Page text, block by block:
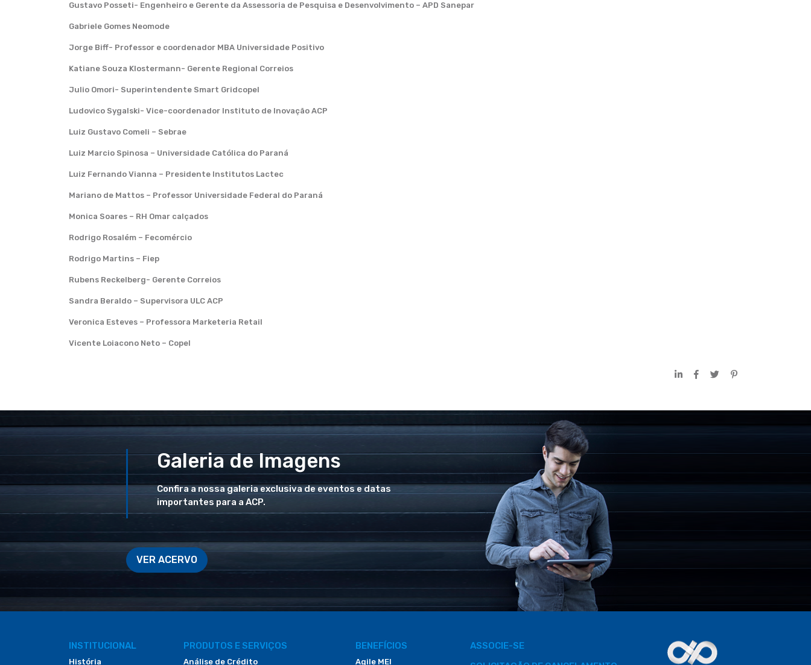
Gustavo Posseti- Engenheiro e Gerente da Assessoria de Pesquisa e Desenvolvimento – APD Sanepar
Gabriele Gomes Neomode
Jorge Biff- Professor e coordenador MBA Universidade Positivo
Katiane Souza Klostermann- Gerente Regional Correios
Julio Omori- Superintendente Smart Gridcopel
Ludovico Sygalski- Vice-coordenador Instituto de Inovação ACP
Luiz Gustavo Comeli – Sebrae
Luiz Marcio Spinosa – Universidade Católica do Paraná
Luiz Fernando Vianna – Presidente Institutos Lactec
Mariano de Mattos – Professor Universidade Federal do Paraná
Monica Soares – RH Omar calçados
Rodrigo Rosalém – Fecomércio
Rodrigo Martins – Fiep
Rubens Reckelberg- Gerente Correios
Sandra Beraldo – Supervisora ULC ACP
Veronica Esteves – Professora Marketeria Retail
Vicente Loiacono Neto – Copel
Galeria de Imagens
Confira a nossa galeria exclusiva de eventos e datas
importantes para a ACP.
VER ACERVO
INSTITUCIONAL
História
PRODUTOS E SERVIÇOS
Análise de Crédito
BENEFÍCIOS
Agile MEI
ASSOCIE-SE